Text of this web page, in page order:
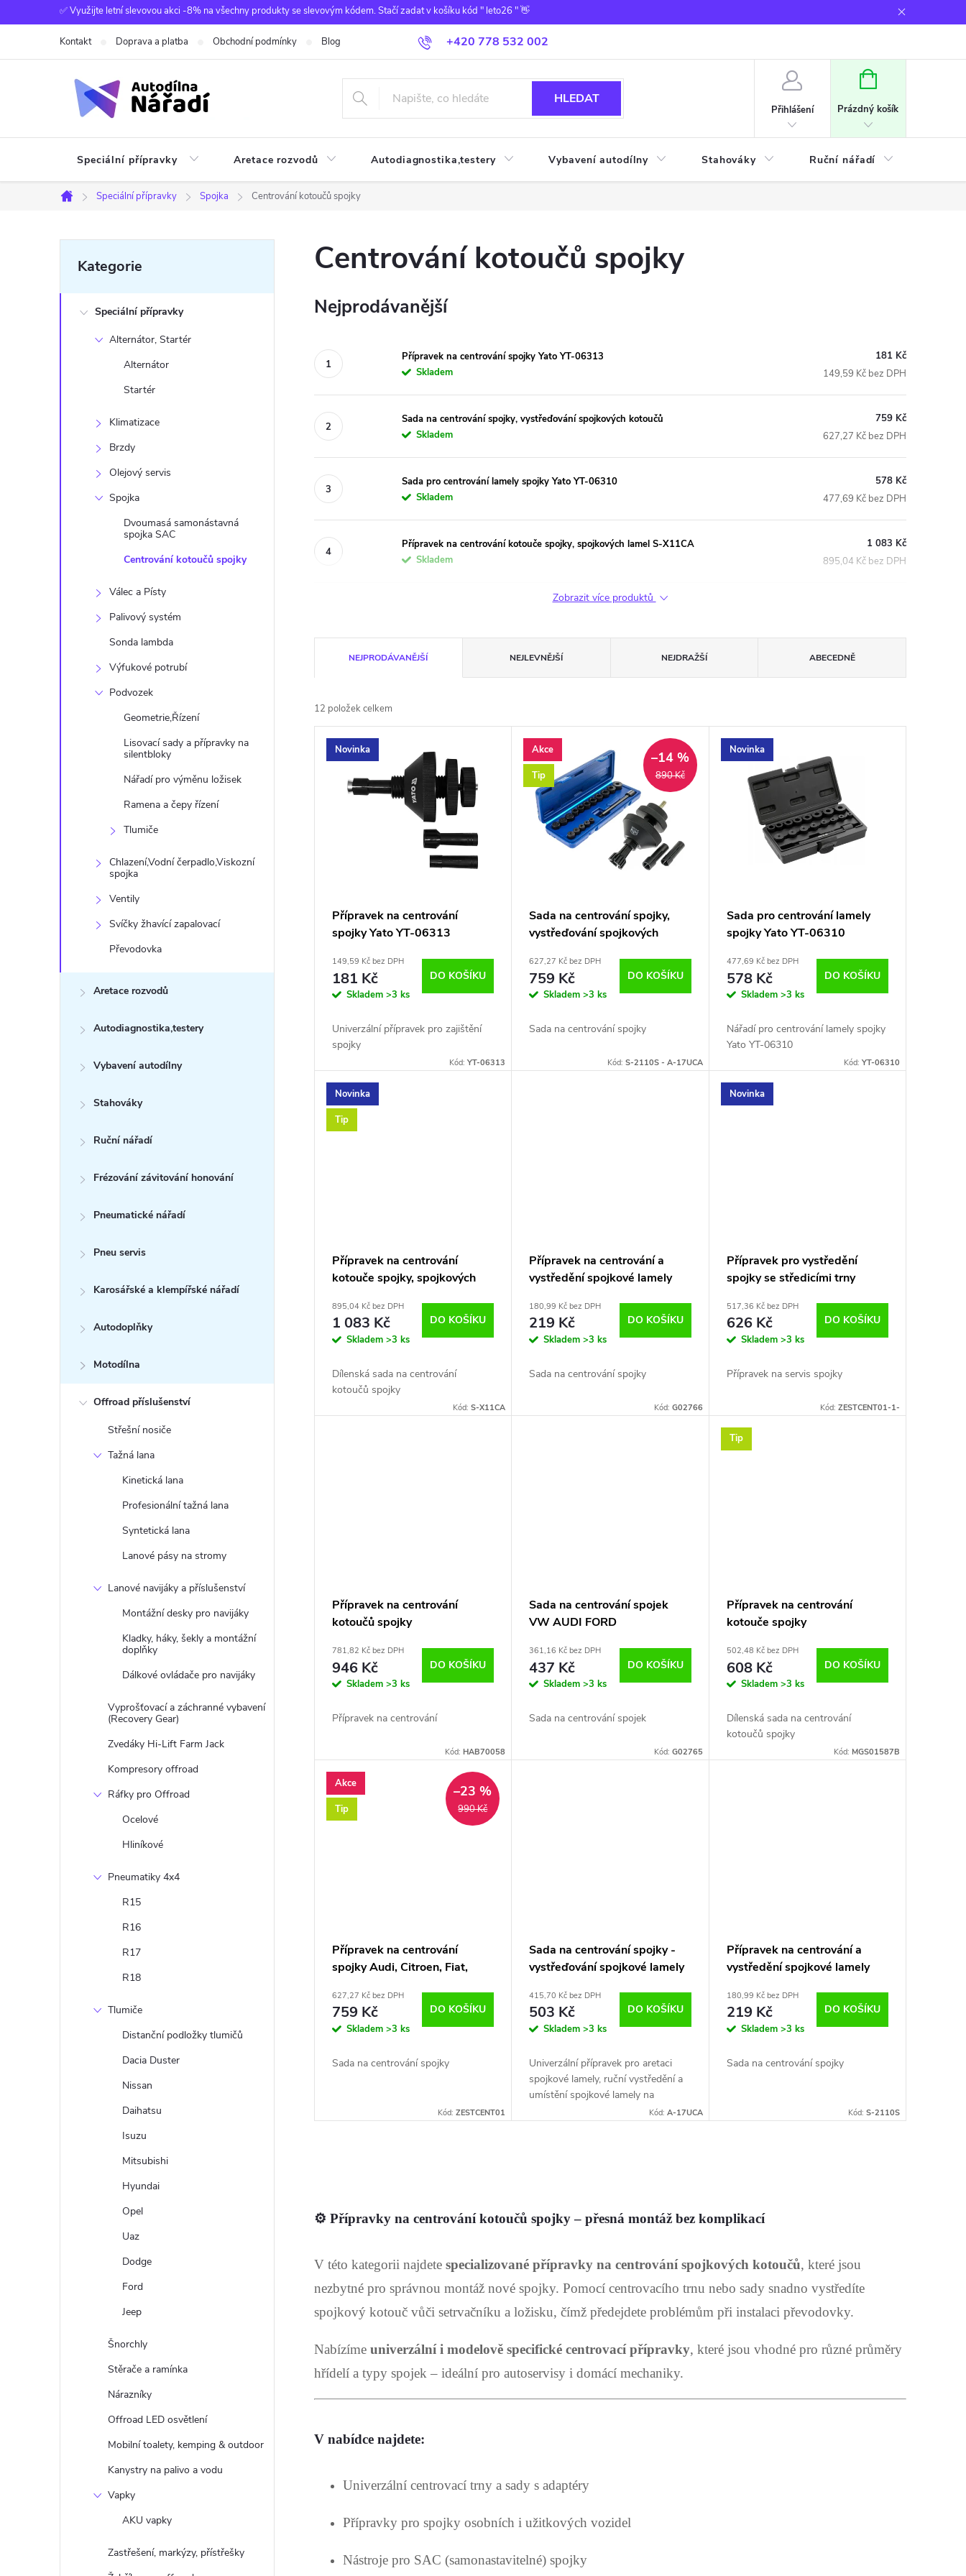
na
✅ Využijte letní slevovou akci -8% na všechny produkty se slevovým kódem. Stačí zadat v košíku kód " leto26 " 👋
+420 778 532 002
Kontakt Doprava a platba Obchodní podmínky Blog
HLEDAT
Přihlášení
NÁKUPNÍ
Prázdný košík
Speciální přípravky Aretace rozvodů Autodiagnostika,testery Vybavení autodílny Stahováky Ruční nářadí
Domů
Speciální přípravky Spojka Centrování kotoučů spojky
o
kategorie
Kategorie
Speciální přípravky
Alternátor, Startér
Alternátor
Startér
Klimatizace
Brzdy
Olejový servis
Spojka
Dvoumasá samonástavná
spojka SAC
Centrování kotoučů spojky
Válec a Písty
Palivový systém
Sonda lambda
Výfukové potrubí
Podvozek
Geometrie,Řízení
Lisovací sady a přípravky na
silentbloky
Nářadí pro výměnu ložisek
Ramena a čepy řízení
Tlumiče
Chlazení,Vodní čerpadlo,Viskozní
spojka
Ventily
Svíčky žhavící zapalovací
Převodovka
Aretace rozvodů
Autodiagnostika,testery
Vybavení autodílny
Stahováky
Ruční nářadí
Frézování závitování honování
Pneumatické nářadí
Pneu servis
Karosářské a klempířské nářadí
Autodoplňky
Motodílna
Offroad příslušenství
Střešní nosiče
Tažná lana
Kinetická lana
Profesionální tažná lana
Syntetická lana
Lanové pásy na stromy
Lanové navijáky a příslušenství
Montážní desky pro navijáky
Kladky, háky, šekly a montážní
doplňky
Dálkové ovládače pro navijáky
Vyprošťovací a záchranné vybavení
(Recovery Gear)
Zvedáky Hi-Lift Farm Jack
Kompresory offroad
Ráfky pro Offroad
Ocelové
Hliníkové
Pneumatiky 4x4
R15
R16
R17
R18
Tlumiče
Distanční podložky tlumičů
Dacia Duster
Nissan
Daihatsu
Isuzu
Mitsubishi
Hyundai
Opel
Uaz
Dodge
Ford
Jeep
Šnorchly
Stěrače a ramínka
Nárazníky
Offroad LED osvětlení
Mobilní toalety, kemping & outdoor
Kanystry na palivo a vodu
Vapky
AKU vapky
Zastřešení, markýzy, přístřešky
Centrování kotoučů spojky
Nejprodávanější
Přípravek na centrování spojky Yato YT-06313
Skladem
181 Kč
149,59 Kč bez DPH
Sada na centrování spojky, vystřeďování spojkových kotoučů
Skladem
759 Kč
627,27 Kč bez DPH
Sada pro centrování lamely spojky Yato YT-06310
Skladem
578 Kč
477,69 Kč bez DPH
Přípravek na centrování kotouče spojky, spojkových lamel S-X11CA
Skladem
1 083 Kč
895,04 Kč bez DPH
Zobrazit více produktů
a
z
e
ů
NEJPRODÁVANĚJŠÍ NEJLEVNĚJŠÍ NEJDRAŽŠÍ ABECEDNĚ
12 položek celkem
V
u
k
Novinka
Přípravek na centrování
spojky Yato YT-06313
149,59 Kč bez DPH
181 Kč
Skladem >3 ks
DO KOŠÍKU
Univerzální přípravek pro zajištění
spojky
Kód:YT-06313
Akce
Tip
890 Kč
–14 %
Sada na centrování spojky,
vystřeďování spojkových
627,27 Kč bez DPH
759 Kč
Skladem>3 ks
DO KOŠÍKU
Sada na centrování spojky
Kód: S-2110S - A-17UCA
Novinka
Sada pro centrování lamely
spojky Yato YT-06310
477,69 Kč bez DPH
578 Kč
Skladem >3 ks
DO KOŠÍKU
Nářadí pro centrování lamely spojky
Yato YT-06310
Kód: YT-06310
Novinka
Tip
Přípravek na centrování
kotouče spojky, spojkových
895,04 Kč bez DPH
1 083 Kč
Skladem >3 ks
DO KOŠÍKU
Dílenská sada na centrování
kotoučů spojky
Kód:S-X11CA
Přípravek na centrování a
vystředění spojkové lamely
180,99 Kč bez DPH
219 Kč
Skladem>3 ks
DO KOŠÍKU
Sada na centrování spojky
Kód: G02766
Novinka
Přípravek pro vystředění
spojky se středicími trny
517,36 Kč bez DPH
626 Kč
Skladem >3 ks
DO KOŠÍKU
Přípravek na servis spojky
Kód: ZESTCENT01-1-
Přípravek na centrování
kotoučů spojky
781,82 Kč bez DPH
946 Kč
Skladem >3 ks
DO KOŠÍKU
Přípravek na centrování
Kód:HAB70058
Sada na centrování spojek
VW AUDI FORD
361,16 Kč bez DPH
437 Kč
Skladem>3 ks
DO KOŠÍKU
Sada na centrování spojek
Kód: G02765
Tip
Přípravek na centrování
kotouče spojky
502,48 Kč bez DPH
608 Kč
Skladem >3 ks
DO KOŠÍKU
Dílenská sada na centrování
kotoučů spojky
Kód: MGS01587B
Akce
Tip
990 Kč
–23 %
Přípravek na centrování
spojky Audi, Citroen, Fiat,
Mitsubishi, Nissan, Opel,
Peugeot, Renault
627,27 Kč bez DPH
759 Kč
Skladem >3 ks
DO KOŠÍKU
Sada na centrování spojky
Kód:ZESTCENT01
Sada na centrování spojky -
vystřeďování spojkové lamely
415,70 Kč bez DPH
503 Kč
Skladem>3 ks
DO KOŠÍKU
Univerzální přípravek pro aretaci
spojkové lamely, ruční vystředění a
umístění spojkové lamely na
Kód: A-17UCA
Přípravek na centrování a
vystředění spojkové lamely
180,99 Kč bez DPH
219 Kč
Skladem >3 ks
DO KOŠÍKU
Sada na centrování spojky
Kód: S-2110S
l
á
d
a
c
í
p
r
⚙️ Přípravky na centrování kotoučů spojky – přesná montáž bez komplikací
V této kategorii najdete specializované přípravky na centrování spojkových kotoučů, které jsou
nezbytné pro správnou montáž nové spojky. Pomocí centrovacího trnu nebo sady snadno vystředíte
spojkový kotouč vůči setrvačníku a ložisku, čímž předejdete problémům při instalaci převodovky.
Nabízíme univerzální i modelově specifické centrovací přípravky, které jsou vhodné pro různé průměry
hřídelí a typy spojek – ideální pro autoservisy i domácí mechaniky.
V nabídce najdete:
Univerzální centrovací trny a sady s adaptéry
Přípravky pro spojky osobních i užitkových vozidel
Nástroje pro SAC (samonastavitelné) spojky